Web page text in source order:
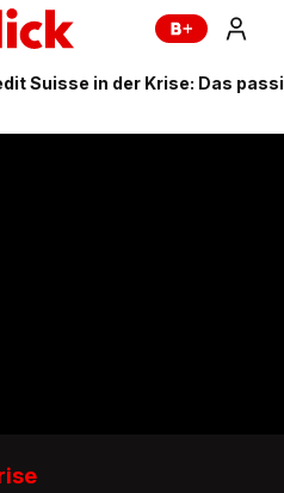
Suisse in der Krise: Das